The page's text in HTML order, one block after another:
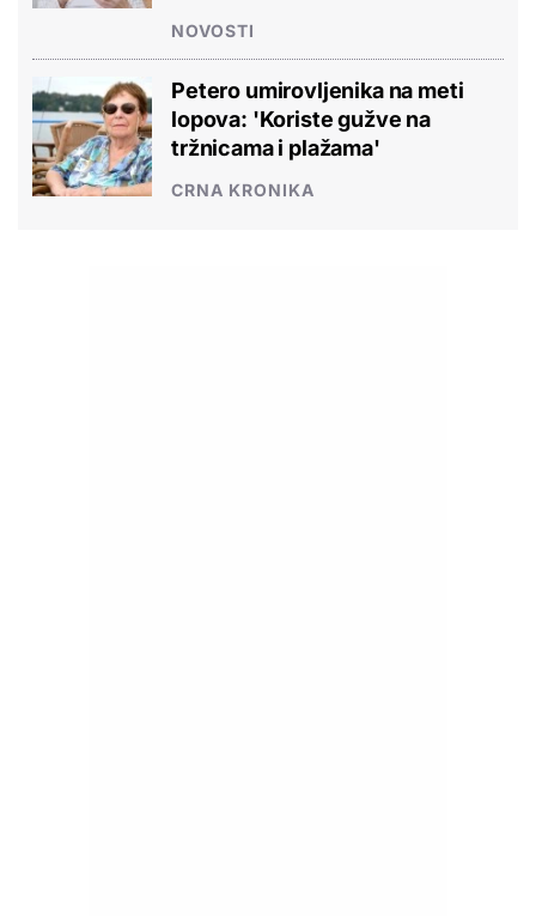
NOVOSTI
Petero umirovljenika na meti
lopova: 'Koriste gužve na
tržnicama i plažama'
CRNA KRONIKA